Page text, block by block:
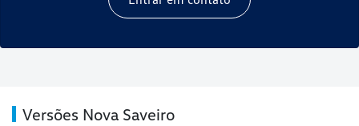
Versões Nova Saveiro